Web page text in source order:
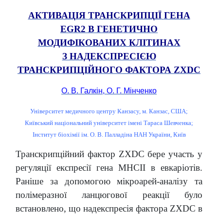
АКТИВАЦІЯ ТРАНСКРИПЦІЇ ГЕНА
EGR2 В ГЕНЕТИЧНО
МОДИФІКОВАНИХ КЛІТИНАХ
З НАДЕКСПРЕСІЄЮ
ТРАНСКРИПЦІЙНОГО ФАКТОРА ZXDC
О. В. Галкін, О. Г. Мінченко
Університет медичного центру Канзасу, м. Канзас, США;
Київський національний університет імені Тараса Шевченка;
Інститут біохімії ім. О. В. Палладіна НАН України, Київ
Транскрипційний фактор ZXDC бере участь у
регуляції експресії гена MHCII в евкаріотів.
Раніше за допомогою мікроарей-аналізу та
полімеразної ланцюгової реакції було
встановлено, що надекспресія фактора ZXDC в